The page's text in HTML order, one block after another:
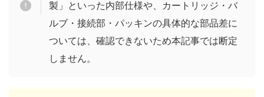
製」といった内部仕様や、カートリッジ・バ
ルブ・接続部・パッキンの具体的な部品差に
ついては、確認できないため本記事では断定
しません。